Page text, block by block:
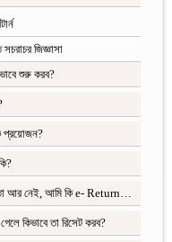
জিজ্ঞাসা
শুরু করব?
প্রয়োজন?
আর নেই, আমি কি e- Return…
কিভাবে তা রিসেট করব?